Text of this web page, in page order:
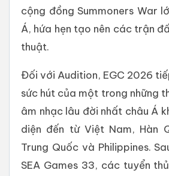
cộng đồng Summoners War
Á, hứa hẹn tạo nên các trận
thuật.
Đối với Audition, EGC 2026
sức hút của một trong những
âm nhạc lâu đời nhất châu Á
diện đến từ Việt Nam, Hàn
Trung Quốc và Philippines.
SEA Games 33, các tuyển